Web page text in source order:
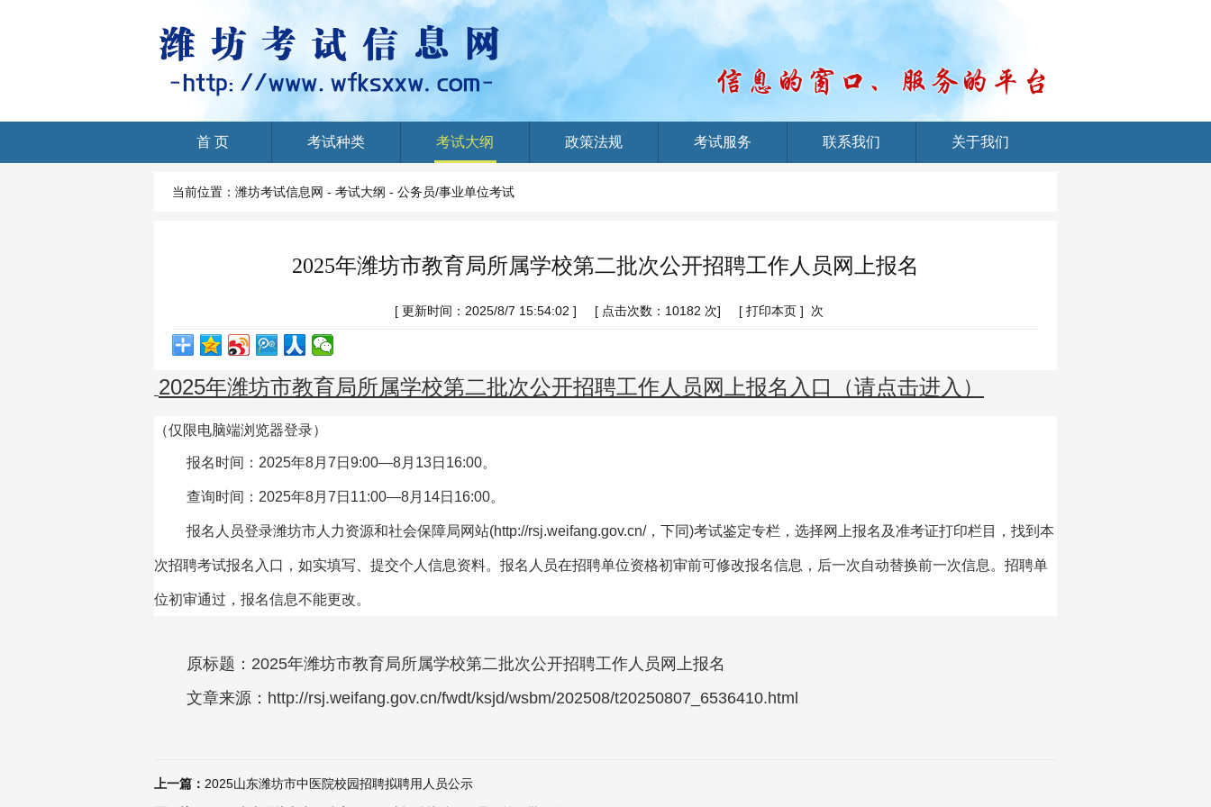
首 页
Home
考试种类 考试大纲 政策法规 考试服务 联系我们 关于我们
当前位置： 潍坊考试信息网 - 考试大纲 - 公务员/事业单位考试
2025年潍坊市教育局所属学校第二批次公开招聘工作人员网上报名
[ 更新时间：2025/8/7 15:54:02 ] [ 点击次数： 10182 次] [ 打印本页 ] 次
2025年潍坊市教育局所属学校第二批次公开招聘工作人员网上报名入口（请点击进入）
（仅限电脑端浏览器登录）
报名时间：2025年8月7日9:00—8月13日16:00。
查询时间：2025年8月7日11:00—8月14日16:00。
报名人员登录潍坊市人力资源和社会保障局网站(http://rsj.weifang.gov.cn/，下同)考试鉴定专栏，选择网上报名及准考证打印栏目，找到本
次招聘考试报名入口，如实填写、提交个人信息资料。报名人员在招聘单位资格初审前可修改报名信息，后一次自动替换前一次信息。招聘单
位初审通过，报名信息不能更改。
原标题：2025年潍坊市教育局所属学校第二批次公开招聘工作人员网上报名
文章来源：http://rsj.weifang.gov.cn/fwdt/ksjd/wsbm/202508/t20250807_6536410.html
上一篇： 2025山东潍坊市中医院校园招聘拟聘用人员公示